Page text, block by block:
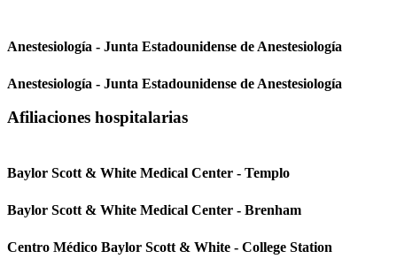
Anestesiología - Junta Estadounidense de Anestesiología
Anestesiología - Junta Estadounidense de Anestesiología
Afiliaciones hospitalarias
Baylor Scott & White Medical Center - Templo
Baylor Scott & White Medical Center - Brenham
Centro Médico Baylor Scott & White - College Station